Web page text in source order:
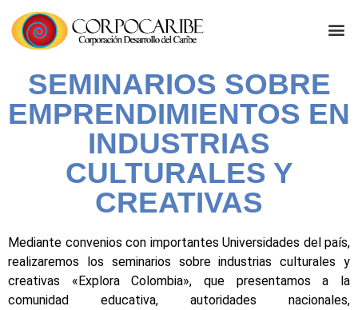
SEMINARIOS SOBRE
EMPRENDIMIENTOS EN
INDUSTRIAS
CULTURALES Y
CREATIVAS
Mediante convenios con importantes Universidades del país,
realizaremos los seminarios sobre industrias culturales y
creativas «Explora Colombia», que presentamos a la
comunidad educativa, autoridades nacionales,